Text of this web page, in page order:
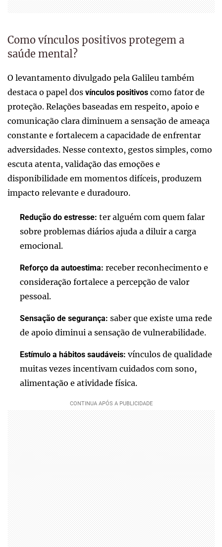
Como vínculos positivos protegem a
saúde mental?
O levantamento divulgado pela Galileu também
destaca o papel dos vínculos positivos como fator de
proteção. Relações baseadas em respeito, apoio e
comunicação clara diminuem a sensação de ameaça
constante e fortalecem a capacidade de enfrentar
adversidades. Nesse contexto, gestos simples, como
escuta atenta, validação das emoções e
disponibilidade em momentos difíceis, produzem
impacto relevante e duradouro.
Redução do estresse: ter alguém com quem falar
sobre problemas diários ajuda a diluir a carga
emocional.
Reforço da autoestima: receber reconhecimento e
consideração fortalece a percepção de valor
pessoal.
Sensação de segurança: saber que existe uma rede
de apoio diminui a sensação de vulnerabilidade.
Estímulo a hábitos saudáveis: vínculos de qualidade
muitas vezes incentivam cuidados com sono,
alimentação e atividade física.